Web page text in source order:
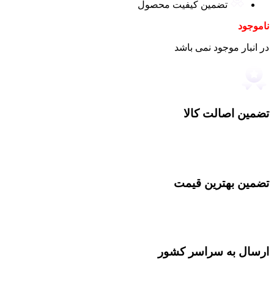
تضمین کیفیت محصول
ناموجود
در انبار موجود نمی باشد
تضمین اصالت کالا
تضمین بهترین قیمت
ارسال به سراسر کشور